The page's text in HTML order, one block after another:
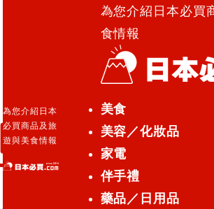
為您介紹日本
必買商品及旅
遊與美食情報
為您介紹日本必買
食情報
美食
美容／化妝品
家電
伴手禮
藥品／日用品
保冷